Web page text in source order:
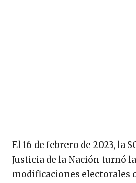
El 16 de febrero de 2023, la
Justicia de la Nación turnó
modificaciones electorales